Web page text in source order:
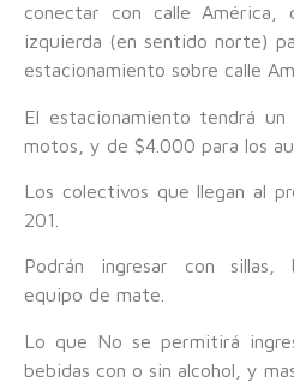
conectar con calle América,
izquierda (en sentido norte)
estacionamiento sobre calle
El estacionamiento tendrá
motos, y de $4.000 para los
Los colectivos que llegan al
201.
Podrán ingresar con sillas,
equipo de mate.
Lo que No se permitirá
bebidas con o sin alcohol, y